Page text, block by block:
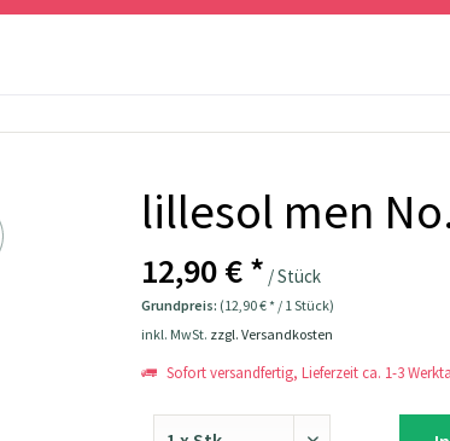
lillesol men
12,90 € * / Stück
Grundpreis: (12,90 € * / 1 Stück)
inkl. MwSt. zzgl. Versandkosten
Sofort versandfertig, Lieferzeit ca. 1-3